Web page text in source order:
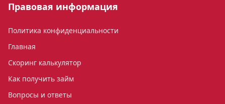
Правовая информация
Политика конфиденциальности
Главная
Скоринг калькулятор
Как получить займ
Вопросы и ответы